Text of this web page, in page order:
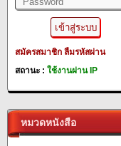
สมัครสมาชิก ลืมรหัสผ่าน
สถานะ : ใช้งานผ่าน IP
หมวดหนังสือ